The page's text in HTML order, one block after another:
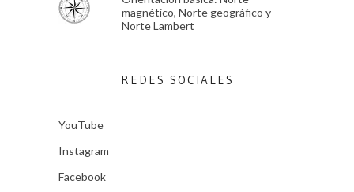
magnético, Norte geográfico y
Norte Lambert
REDES SOCIALES
YouTube
Instagram
Facebook